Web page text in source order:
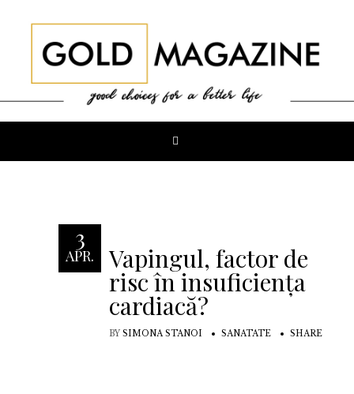
3
APR. Vapingul, factor de
risc în insuficiența
cardiacă?
BY SIMONA STANOI SANATATE SHARE